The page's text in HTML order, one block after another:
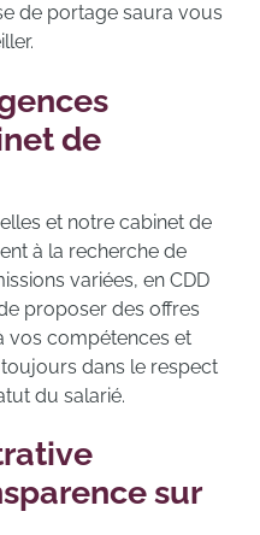
de portage saura vous
de
et notre cabinet de
à la recherche de
variées, en CDD
proposer des offres
vos compétences et
dans le respect
du salarié.
sur